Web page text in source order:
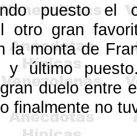
puesto el
otro gran
la monta de
y último
duelo entre
finalmente no